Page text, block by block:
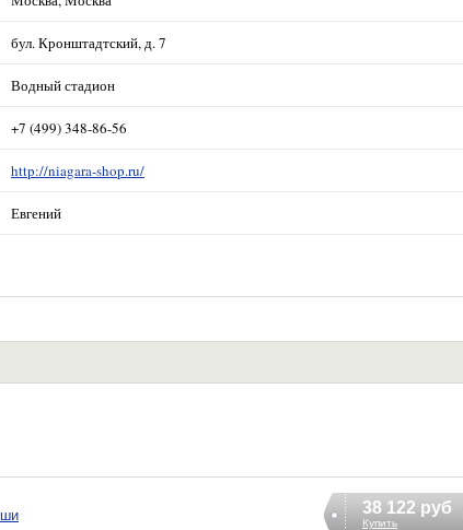
бул. Кронштадтский, д. 7
Водный стадион
+7 (499) 348-86-56
http://niagara-shop.ru/
Евгений
38 122 руб
Купить